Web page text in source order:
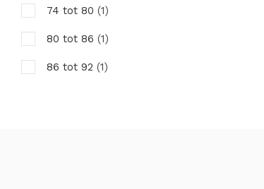
74 tot 80 (1)
80 tot 86 (1)
86 tot 92 (1)